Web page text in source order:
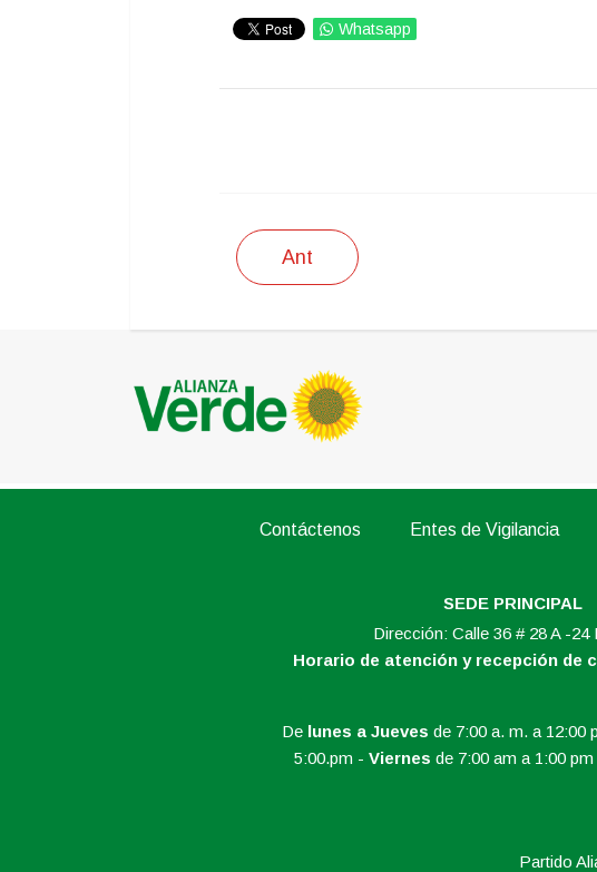
Whatsapp
Ant
Contáctenos Entes de Vigilancia
SEDE PRINCIPAL
Dirección: Calle 36 # 28 A -24
Horario de atención y recepción de
De lunes a Jueves de 7:00 a. m. a 12:00
5:00.pm - Viernes de 7:00 am a 1:00
Partido